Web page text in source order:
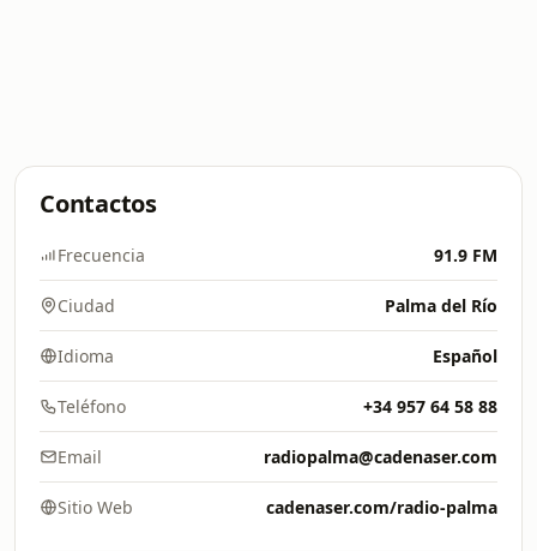
Contactos
Frecuencia 91.9 FM
Ciudad Palma del Río
Idioma Español
Teléfono +34 957 64 58 88
Email radiopalma@cadenaser.com
Sitio Web cadenaser.com/radio-palma